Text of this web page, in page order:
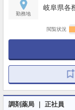
勤務地
岐阜県各
閲覧状況
調剤薬局 ｜ 正社員